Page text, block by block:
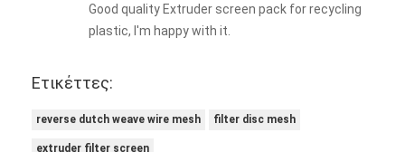
Good quality Extruder screen pack for recycling
plastic, I'm happy with it.
Ετικέττες:
reverse dutch weave wire mesh filter disc mesh
extruder filter screen